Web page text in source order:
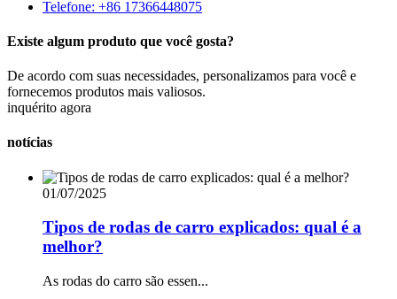
Telefone: +86 17366448075
Existe algum produto que você gosta?
De acordo com suas necessidades, personalizamos para você e
fornecemos produtos mais valiosos.
inquérito agora
notícias
01/07/2025
Tipos de rodas de carro explicados: qual é a
melhor?
As rodas do carro são essen...